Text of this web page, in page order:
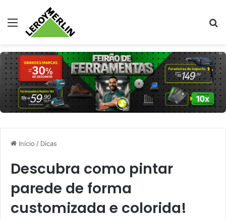
Menu
Início / Dicas
Descubra como pintar
parede de forma
customizada e colorida!